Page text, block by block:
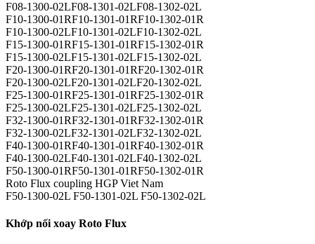
F08-1300-02LF08-1301-02LF08-1302-02L
F10-1300-01RF10-1301-01RF10-1302-01R
F10-1300-02LF10-1301-02LF10-1302-02L
F15-1300-01RF15-1301-01RF15-1302-01R
F15-1300-02LF15-1301-02LF15-1302-02L
F20-1300-01RF20-1301-01RF20-1302-01R
F20-1300-02LF20-1301-02LF20-1302-02L
F25-1300-01RF25-1301-01RF25-1302-01R
F25-1300-02LF25-1301-02LF25-1302-02L
F32-1300-01RF32-1301-01RF32-1302-01R
F32-1300-02LF32-1301-02LF32-1302-02L
F40-1300-01RF40-1301-01RF40-1302-01R
F40-1300-02LF40-1301-02LF40-1302-02L
F50-1300-01RF50-1301-01RF50-1302-01R
Roto Flux coupling HGP Viet Nam
F50-1300-02L F50-1301-02L F50-1302-02L
Khớp nối xoay Roto Flux